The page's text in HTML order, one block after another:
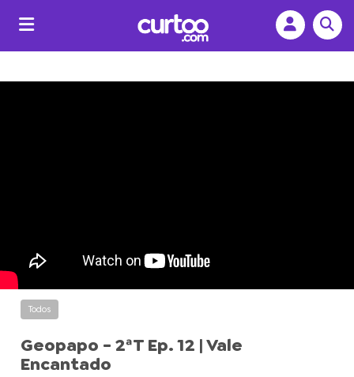
Todos
Geopapo - 2ªT Ep. 12 | Vale
Encantado